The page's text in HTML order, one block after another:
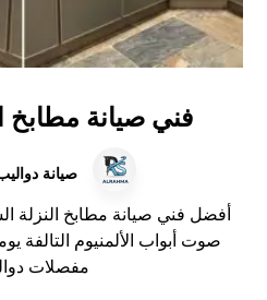
فني صيانة مطابخ
صيانة
أفضل فني صيانة مطابخ النزلة
صوت أبواب الألمنيوم التالفة
مفصلات